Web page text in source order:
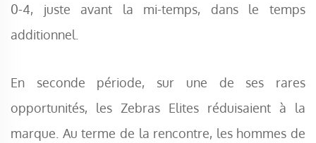
0-4, juste avant la mi-temps, dans le temps
additionnel.
En seconde période, sur une de ses rares
opportunités, les Zebras Elites réduisaient à la
marque. Au terme de la rencontre, les hommes de